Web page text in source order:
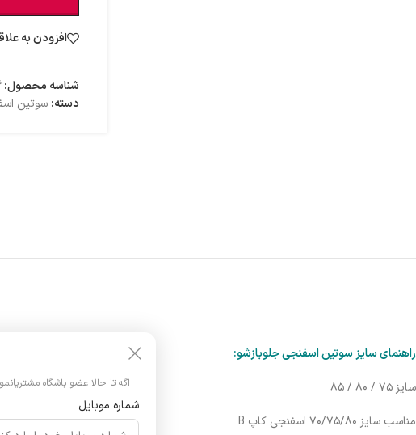
افزودن به
شناسه محصول:
دسته: سوتین
راهنمای سایز سوتین اسفنجی جلوبازشو:
سایز ۷۵ / ۸۰ / ۸۵
مناسب سایز ۷۰/۷۵/۸۰ اسفنجی کاپ B
اگه تا حالا عضو باشگاه
شماره موبایل